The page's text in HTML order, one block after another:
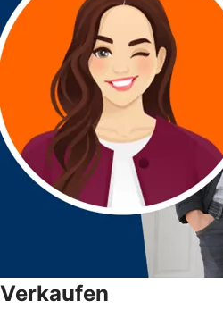
Verkaufen